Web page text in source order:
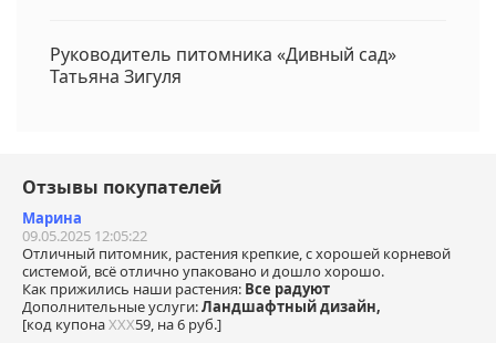
Руководитель питомника «Дивный сад»
Татьяна Зигуля
Отзывы покупателей
Марина
09.05.2025 12:05:22
Отличный питомник, растения крепкие, с хорошей корневой
системой, всё отлично упаковано и дошло хорошо.
Как прижились наши растения: Все радуют
Дополнительные услуги:Ландшафтный дизайн,
[код купонаХХХ59, на 6 руб.]